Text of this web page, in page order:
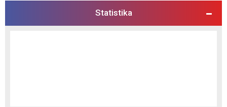
Statistika